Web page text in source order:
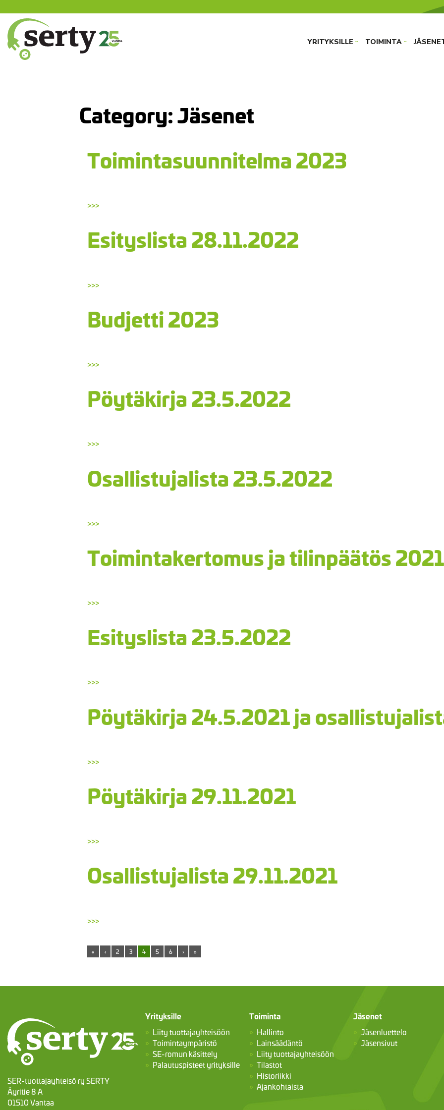
sisältöön
YRITYKSILLE› TOIMINTA›
Category:Jäsenet
Toimintasuunnitelma 2023
>>>
Esityslista 28.11.2022
>>>
Budjetti 2023
>>>
Pöytäkirja 23.5.2022
>>>
Osallistujalista 23.5.2022
>>>
Toimintakertomus ja tilinpäätös 2021
>>>
Esityslista 23.5.2022
>>>
Pöytäkirja 24.5.2021 ja
>>>
Pöytäkirja 29.11.2021
>>>
Osallistujalista 29.11.2021
>>>
« ‹ 2 3 4 5 6 › »
SER-tuottajayhteisö ry SERTY
Äyritie 8 A
01510 Vantaa
Yrityksille
Liity tuottajayhteisöön
Toimintaympäristö
SE-romun käsittely
Palautuspisteet yrityksille
Toiminta
Hallinto
Lainsäädäntö
Liity tuottajayhteisöön
Tilastot
Historiikki
Ajankohtaista
Jäsenet
Jäsenluettelo
Jäsensivut